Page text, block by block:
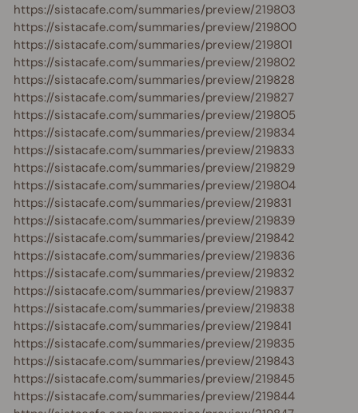
https://sistacafe.com/summaries/preview/219803
https://sistacafe.com/summaries/preview/219800
https://sistacafe.com/summaries/preview/219801
https://sistacafe.com/summaries/preview/219802
https://sistacafe.com/summaries/preview/219828
https://sistacafe.com/summaries/preview/219827
https://sistacafe.com/summaries/preview/219805
https://sistacafe.com/summaries/preview/219834
https://sistacafe.com/summaries/preview/219833
https://sistacafe.com/summaries/preview/219829
https://sistacafe.com/summaries/preview/219804
https://sistacafe.com/summaries/preview/219831
https://sistacafe.com/summaries/preview/219839
https://sistacafe.com/summaries/preview/219842
https://sistacafe.com/summaries/preview/219836
https://sistacafe.com/summaries/preview/219832
https://sistacafe.com/summaries/preview/219837
https://sistacafe.com/summaries/preview/219838
https://sistacafe.com/summaries/preview/219841
https://sistacafe.com/summaries/preview/219835
https://sistacafe.com/summaries/preview/219843
https://sistacafe.com/summaries/preview/219845
https://sistacafe.com/summaries/preview/219844